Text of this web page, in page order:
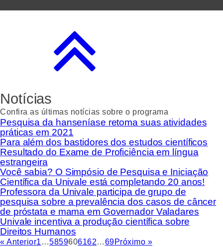
Notícias
Confira as últimas notícias sobre o programa
Pesquisa da hanseníase retoma suas atividades
práticas em 2021
Para além dos bastidores dos estudos científicos
Resultado do Exame de Proficiência em língua
estrangeira
Você sabia? O Simpósio de Pesquisa e Iniciação
Científica da Univale está completando 20 anos!
Professora da Univale participa de grupo de
pesquisa sobre a prevalência dos casos de câncer
de próstata e mama em Governador Valadares
Univale incentiva a produção científica sobre
Direitos Humanos
« Anterior1 …5859606162…69Próximo »